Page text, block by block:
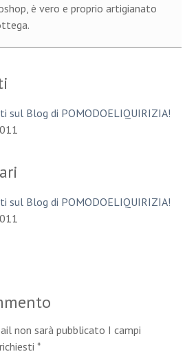
è vero e proprio artigianato
sul Blog di POMODOELIQUIRIZIA!
sul Blog di POMODOELIQUIRIZIA!
non sarà pubblicato I campi
*